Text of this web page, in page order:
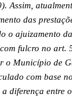
Assim,
das
o ajuizamento
fulcro no
Município de
com base
diferença